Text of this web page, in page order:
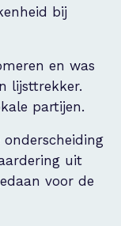
bij
en was
lijsttrekker.
partijen.
uit
voor de